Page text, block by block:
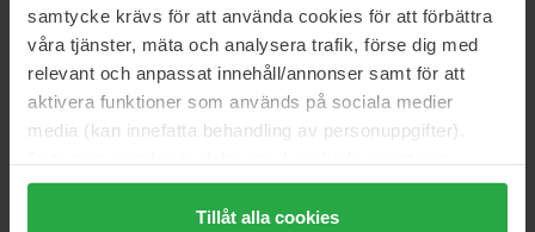
samtycke krävs för att använda cookies för att förbättra
våra tjänster, mäta och analysera trafik, förse dig med
relevant och anpassat innehåll/annonser samt för att
aktivera funktioner som används på sociala medier
media (kan innefatta behandling av personuppgifter).
Genom att trycka på "Tillåt alla cookies" accepterar du
alla cookies, medan du under "Detaljer" kan anpassa
Tillåt alla cookies
Origins
Checks & Balances Milky Oil
Cleanser + Makeup Melter
150 ml
207 kr
Normalpris 230 kr
Pixi
80 ml
180 kr
Normalpris 199 kr
Pixi Sensai